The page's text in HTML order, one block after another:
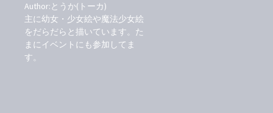
Author:とうか(トーカ)
主に幼女・少女絵や魔法少女絵
をだらだらと描いています。た
まにイベントにも参加してま
す。